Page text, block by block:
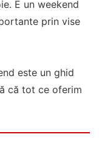
E un weekend
prin vise
este un ghid
că tot ce oferim